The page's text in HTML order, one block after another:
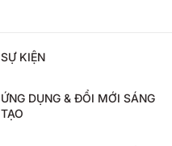
SỰ KIỆN
ỨNG DỤNG & ĐỔI MỚI SÁNG
TẠO